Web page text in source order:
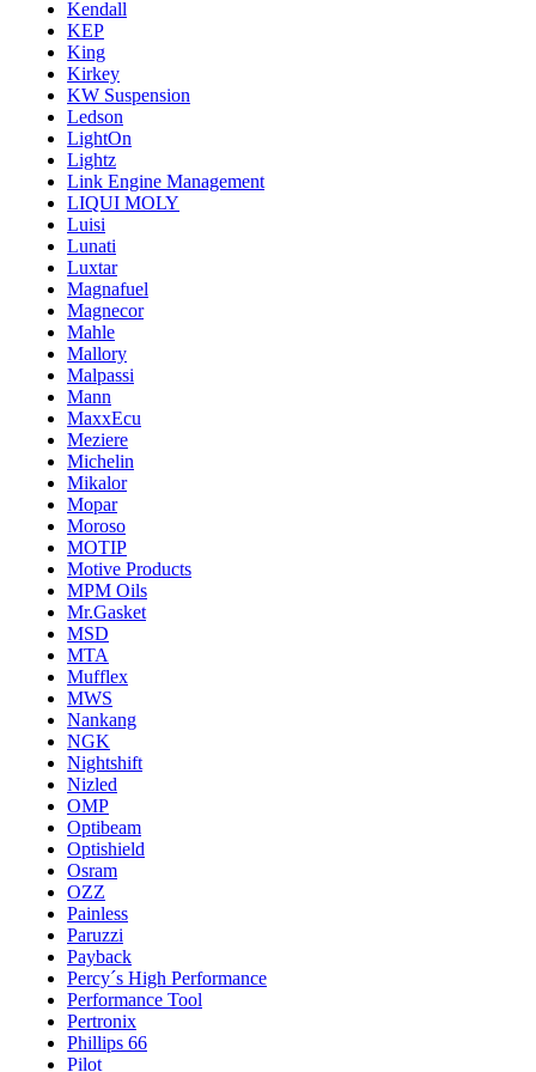
Kendall
KEP
King
Kirkey
KW Suspension
Ledson
LightOn
Lightz
Link Engine Management
LIQUI MOLY
Luisi
Lunati
Luxtar
Magnafuel
Magnecor
Mahle
Mallory
Malpassi
Mann
MaxxEcu
Meziere
Michelin
Mikalor
Mopar
Moroso
MOTIP
Motive Products
MPM Oils
Mr.Gasket
MSD
MTA
Mufflex
MWS
Nankang
NGK
Nightshift
Nizled
OMP
Optibeam
Optishield
Osram
OZZ
Painless
Paruzzi
Payback
Percy´s High Performance
Performance Tool
Pertronix
Phillips 66
Pilot